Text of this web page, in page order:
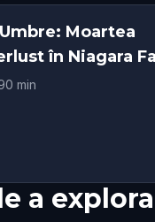
Moartea
în Niagara
min
a